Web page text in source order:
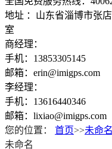
地址 ：山东省淄博市张
室
商经理：
手机：13853305145
邮箱：erin@imigps.com
李经理：
手机：13616440346
邮箱：lixiao@imigps.com
您的位置：
首页>>未命名
未命名